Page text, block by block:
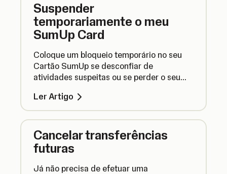
Suspender
temporariamente o meu
SumUp Card
Coloque um bloqueio temporário no seu
Cartão SumUp se desconfiar de
atividades suspeitas ou se perder o seu
desbloquear o seu cartão mais tarde.
Ler Artigo
Cancelar transferências
futuras
Já não precisa de efetuar uma